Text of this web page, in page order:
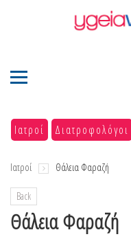
Ιατροί Διατροφολόγοι
Ιατροί Θάλεια Φαραζή
Back
Θάλεια Φαραζή